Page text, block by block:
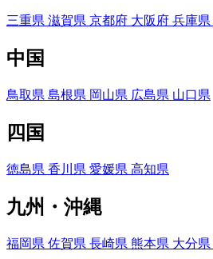
三重県 滋賀県 京都府 大阪府 兵庫県
中国
鳥取県 島根県 岡山県 広島県 山口県
四国
徳島県 香川県 愛媛県 高知県
九州・沖縄
福岡県 佐賀県 長崎県 熊本県 大分県